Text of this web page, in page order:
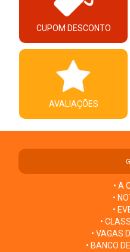
CUPOM DESCONTO
AVALIAÇÕES
• A
•
•
•
• VAGAS
• BANCO